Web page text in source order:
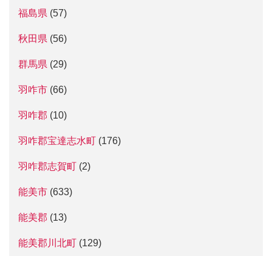
福島県 (57)
秋田県 (56)
群馬県 (29)
羽咋市 (66)
羽咋郡 (10)
羽咋郡宝達志水町 (176)
羽咋郡志賀町 (2)
能美市 (633)
能美郡 (13)
能美郡川北町 (129)